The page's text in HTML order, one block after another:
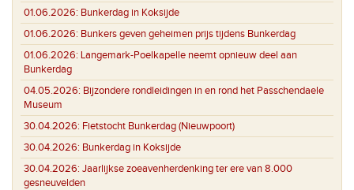
01.06.2026: Bunkerdag in Koksijde
01.06.2026: Bunkers geven geheimen prijs tijdens Bunkerdag
01.06.2026: Langemark-Poelkapelle neemt opnieuw deel aan
Bunkerdag
04.05.2026: Bijzondere rondleidingen in en rond het Passchendaele
Museum
30.04.2026: Fietstocht Bunkerdag (Nieuwpoort)
30.04.2026: Bunkerdag in Koksijde
30.04.2026: Jaarlijkse zoeavenherdenking ter ere van 8.000
gesneuvelden